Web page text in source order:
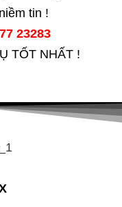
tin !
23283
TỐT NHẤT !